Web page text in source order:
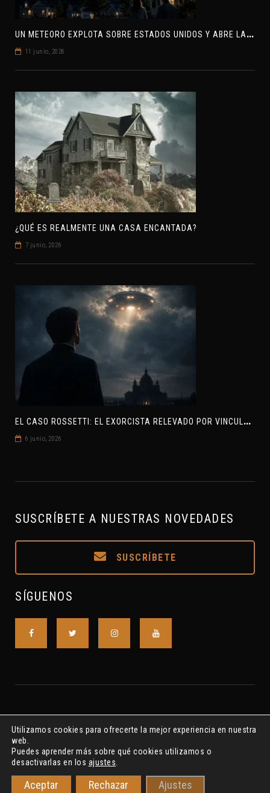
U
N METEORO EXPLOTA SOBRE ESTADOS UNIDOS Y ABRE LA PISTA DE POLAR-IM, UN POSIBLE VISITANTE INTERESTELAR
11 junio, 2026
¿QUÉ ES REALMENTE UNA CASA ENCANTADA?
7 junio, 2026
E
L CASO ROSSETTI: EL EXORCISTA RELEVADO POR VINCULAR OVNIS Y DEMONIOS
6 junio, 2026
SUSCRÍBETE A NUESTRAS NOVEDADES
SUSCRÍBETE
SÍGUENOS
Asociación S.A.L. R.N.A. Nº615175 ©2018-2022 S.A.I.P.CLAVE7
Privacidad Cookies Aviso Legal
Utilizamos cookies para ofrecerte la mejor experiencia en nuestra
web.
Puedes aprender más sobre qué cookies utilizamos o
desactivarlas en los ajustes
Aceptar Rechazar Ajustes